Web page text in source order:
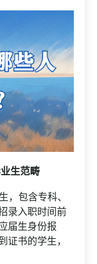
生范畴
包含专科、
录入职时间前
届生身份报
书的学生，